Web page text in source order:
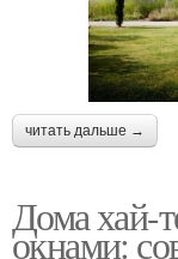
читать дальше →
Дома хай-
окнами: